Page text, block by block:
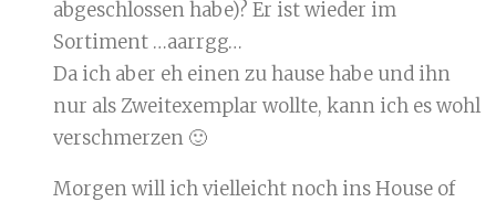
abgeschlossen habe)? Er ist wieder im
Sortiment …aarrgg…
Da ich aber eh einen zu hause habe und ihn
nur als Zweitexemplar wollte, kann ich es wohl
verschmerzen 🙂
Morgen will ich vielleicht noch ins House of